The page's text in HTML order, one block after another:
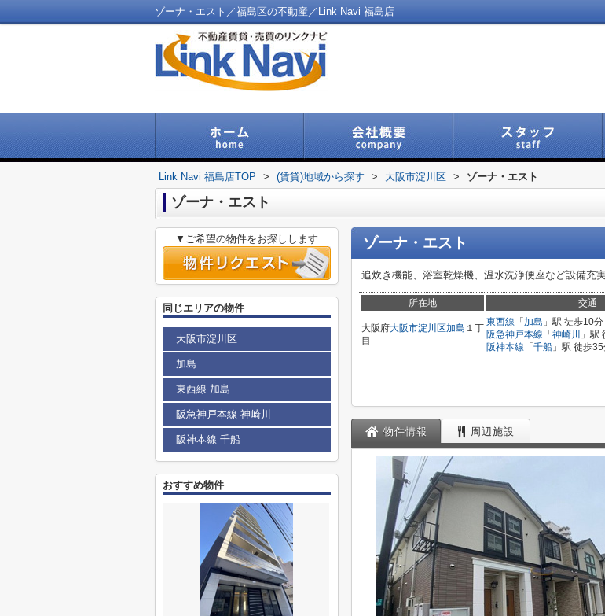
ゾーナ・エスト／福島区の不動産／Link Navi 福島店
Link Navi 福島店TOP > (賃貸)地域から探す > 大阪市淀川区 > ゾーナ・エスト
ゾーナ・エスト
ゾーナ・エスト
追炊き機能、浴室乾燥機、温水洗浄便座など設備充
所在地 交通
大阪府大阪市淀川区加島 １丁
目
東西線 「 加島 」駅 徒歩10分
阪急神戸本線 「 神崎川
」駅
阪神本線 「 千船 」駅 徒歩
物件情報 周辺施設
▼ご希望の物件をお探しします
同じエリアの物件
大阪市淀川区
加島
東西線 加島
阪急神戸本線 神崎川
阪神本線 千船
おすすめ物件